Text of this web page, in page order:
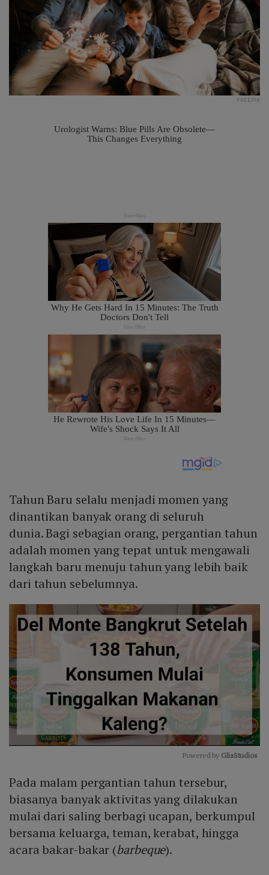
FREEPIK
Tahun Baru selalu menjadi momen yang
dinantikan banyak orang di seluruh
dunia. Bagi sebagian orang, pergantian tahun
adalah momen yang tepat untuk mengawali
langkah baru menuju tahun yang lebih baik
dari tahun sebelumnya.
Powered by GliaStudios
Pada malam pergantian tahun tersebur,
biasanya banyak aktivitas yang dilakukan
mulai dari saling berbagi ucapan, berkumpul
bersama keluarga, teman, kerabat, hingga
acara bakar-bakar (barbeque).